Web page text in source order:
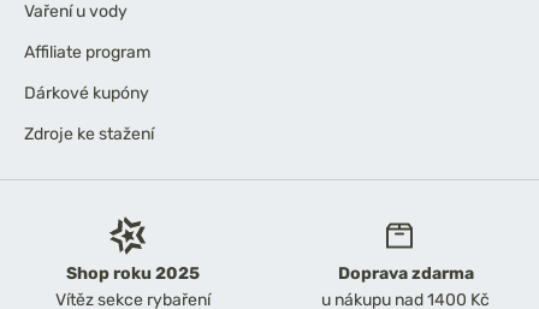
Shop roku 2025
Vítěz sekce rybaření
Doprava zdarma
u nákupu nad 1400 Kč
Vaření u vody
Affiliate program
Dárkové kupóny
Zdroje ke stažení